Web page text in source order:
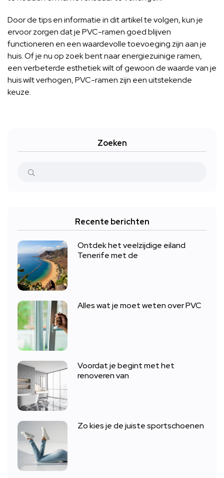
Door de tips en informatie in dit artikel te volgen, kun je
ervoor zorgen dat je PVC-ramen goed blijven
functioneren en een waardevolle toevoeging zijn aan je
huis. Of je nu op zoek bent naar energiezuinige ramen,
een verbeterde esthetiek wilt of gewoon de waarde van je
huis wilt verhogen, PVC-ramen zijn een uitstekende
keuze.
Zoeken
Recente berichten
Ontdek het veelzijdige eiland
Tenerife met de
Alles wat je moet weten over PVC
Voordat je begint met het
renoveren van
Zo kies je de juiste sportschoenen